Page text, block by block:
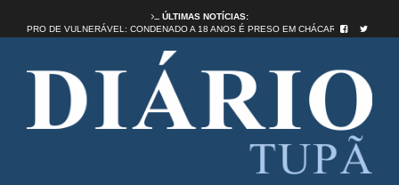
ÚLTIMAS NOTÍCIAS:
ESTUPRO DE VULNERÁVEL: CONDENADO A 18 ANOS É PRESO EM CHÁCARA